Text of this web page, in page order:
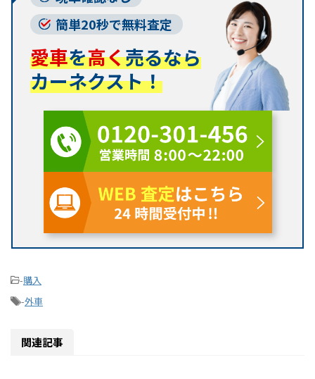
簡単20秒で無料査定
愛車を高く売るなら
カーネクスト！
-購入
-外車
関連記事